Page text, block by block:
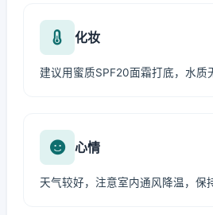
化妆
建议用蜜质SPF20面霜打底，水质
心情
天气较好，注意室内通风降温，保